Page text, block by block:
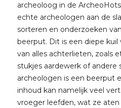
archeoloog in de
echte archeologen aan de
sorteren en onderzoeken
beerput. Dit is een diepe
van alles achterlieten, zoals
stukjes aardewerk of andere
archeologen is een beerput
inhoud kan namelijk veel
vroeger leefden, wat ze